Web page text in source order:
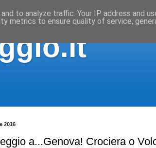
2016
a...Genova! Crociera o
to analyze traffic. Your IP address and
metrics to ensure quality of service,